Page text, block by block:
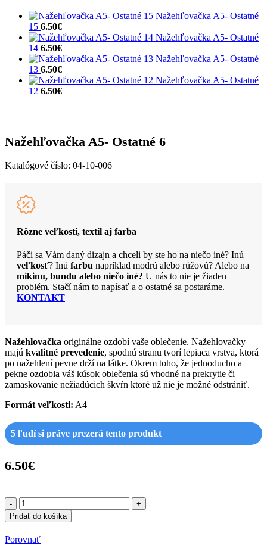
Nažehľovačka A5- Ostatné
15 6.50€
Nažehľovačka A5- Ostatné
14 6.50€
Nažehľovačka A5- Ostatné
13 6.50€
Nažehľovačka A5- Ostatné
12 6.50€
Nažehľovačka A5- Ostatné 6
Katalógové číslo: 04-10-006
Rôzne veľkosti, textil aj farba
Páči sa Vám daný dizajn a chceli by ste ho na niečo iné? Inú
veľkosť? Inú farbu napríklad modrú alebo rúžovú? Alebo na
mikinu, bundu alebo niečo iné? U nás to nie je žiaden
problém. Stačí nám to napísať a o ostatné sa postaráme.
KONTAKT
Nažehlovačka originálne ozdobí vaše oblečenie. Nažehlovačky
majú kvalitné prevedenie, spodnú stranu tvorí lepiaca vrstva, ktorá
po nažehlení pevne drží na látke. Okrem toho, že jednoducho a
pekne ozdobia váš kúsok oblečenia sú vhodné na prekrytie či
zamaskovanie nežiadúcich škvŕn ktoré už nie je možné odstrániť.
Formát veľkosti: A4
5 ľudí si práve prezerá tento produkt
6.50€
množstvo
Nažehľovačka
A5-
Ostatné
6
Pridať do košíka
Porovnať